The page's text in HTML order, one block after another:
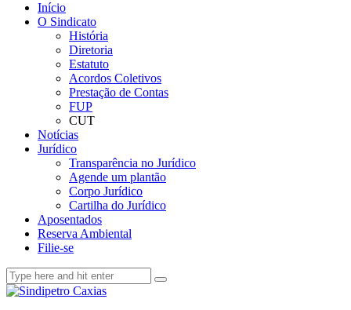
Início
O Sindicato
História
Diretoria
Estatuto
Acordos Coletivos
Prestação de Contas
FUP
CUT
Notícias
Jurídico
Transparência no Jurídico
Agende um plantão
Corpo Jurídico
Cartilha do Jurídico
Aposentados
Reserva Ambiental
Filie-se